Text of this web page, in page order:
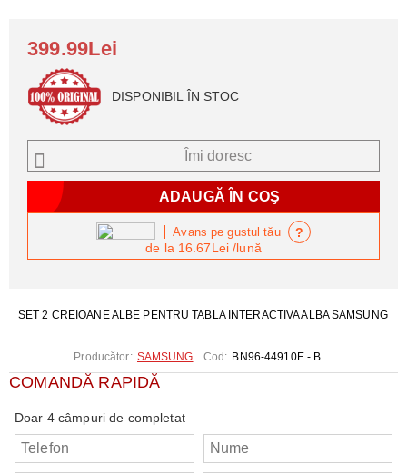
SET 2 CREIOANE ALBE PENTRU TABLA INTERACTIVA ALBA SAMSUNG
Producător: SAMSUNG Cod: BN96-44910E - BN96-44910G - BN96-44910J
COMANDĂ RAPIDĂ
Doar 4 câmpuri de completat
399.99Lei
DISPONIBIL ÎN STOC
Îmi doresc
de la 16.67Lei/lună
Avans pe gustul tău ?